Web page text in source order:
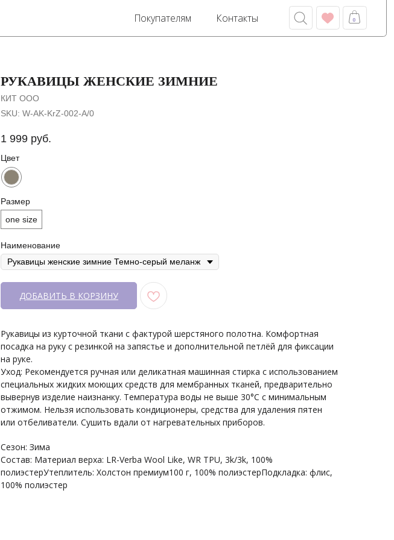
Контакты
РУКАВИЦЫ ЖЕНСКИЕ ЗИМНИЕ
КИТ ООО
SKU: W-AK-KrZ-002-A/0
1 999 руб.
Цвет
Размер
one size
Наименование
ДОБАВИТЬ В КОРЗИНУ
Рукавицы из курточной ткани с фактурой шерстяного полотна. Комфортная
посадка на руку с резинкой на запястье и дополнительной петлёй для фиксации
на руке.
Уход: Рекомендуется ручная или деликатная машинная стирка с использованием
специальных жидких моющих средств для мембранных тканей, предварительно
вывернув изделие наизнанку. Температура воды не выше 30°С с минимальным
отжимом. Нельзя использовать кондиционеры, средства для удаления пятен
или отбеливатели. Сушить вдали от нагревательных приборов.
Сезон: Зима
Состав: Материал верха: LR-Verba Wool Like, WR TPU, 3k/3k, 100%
полиэстерУтеплитель: Холстон премиум100 г, 100% полиэстерПодкладка: флис,
100% полиэстер